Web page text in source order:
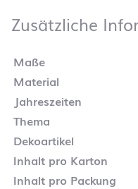
Zusätzliche
Maße
Material
Jahreszeiten
Thema
Dekoartikel
Inhalt pro Karton
Inhalt pro Packung